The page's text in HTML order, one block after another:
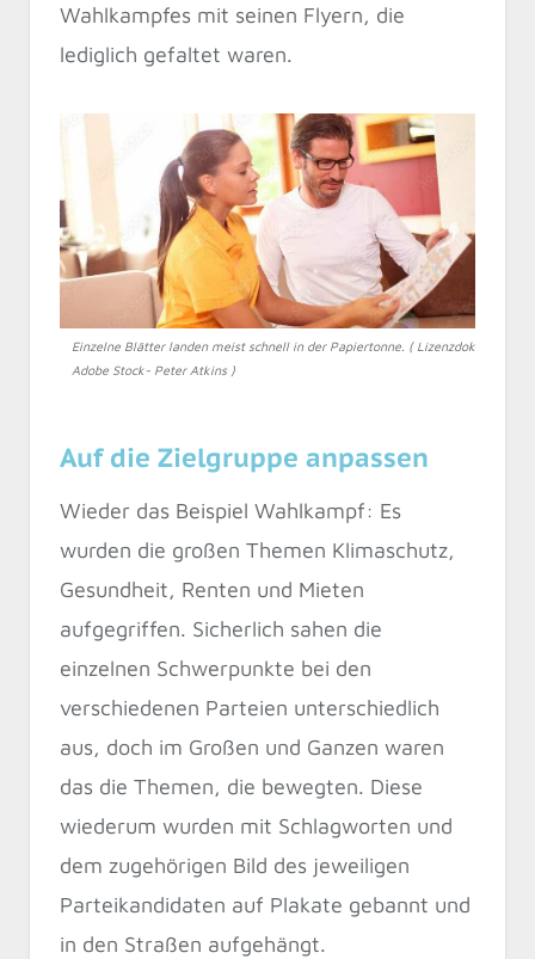
Wahlkampfes mit seinen Flyern, die
lediglich gefaltet waren.
Einzelne Blätter landen meist schnell in der Papiertonne. ( Lizenzdoku:
Adobe Stock- Peter Atkins )
Auf die Zielgruppe anpassen
Wieder das Beispiel Wahlkampf: Es
wurden die großen Themen Klimaschutz,
Gesundheit, Renten und Mieten
aufgegriffen. Sicherlich sahen die
einzelnen Schwerpunkte bei den
verschiedenen Parteien unterschiedlich
aus, doch im Großen und Ganzen waren
das die Themen, die bewegten. Diese
wiederum wurden mit Schlagworten und
dem zugehörigen Bild des jeweiligen
Parteikandidaten auf Plakate gebannt und
in den Straßen aufgehängt.